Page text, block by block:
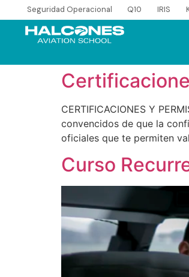
Seguridad Operacional Q10 IRIS
CERTIFICACIONES Y
convencidos de que la
oficiales que te permiten
Curso